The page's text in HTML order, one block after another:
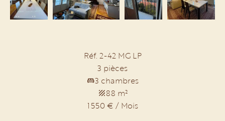
Réf. 2-42 MG LP
3 pièces
3 chambres
88 m²
1 550 € / Mois